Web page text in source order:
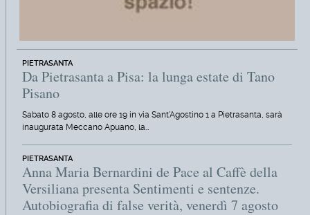
PIETRASANTA
Da Pietrasanta a Pisa: la lunga estate di Tano
Pisano
Sabato 8 agosto, alle ore 19 in via Sant'Agostino 1 a Pietrasanta, sarà
inaugurata Meccano Apuano, la…
PIETRASANTA
Anna Maria Bernardini de Pace al Caffè della
Versiliana presenta Sentimenti e sentenze.
Autobiografia di false verità, venerdì 7 agosto